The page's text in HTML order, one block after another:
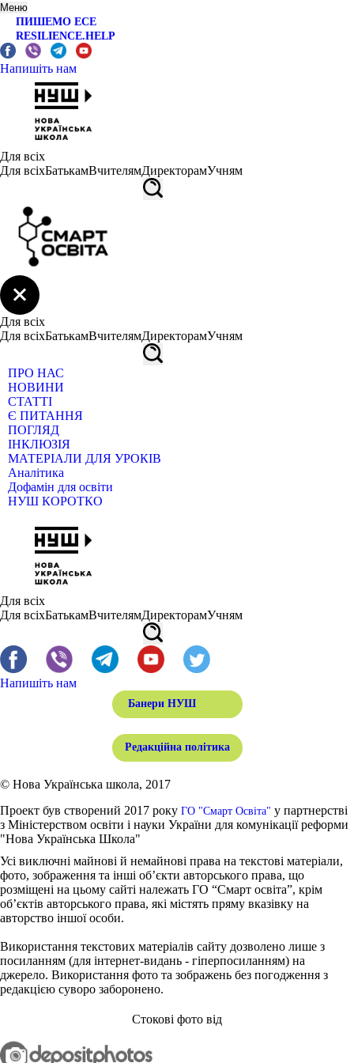
Меню
ПИШЕМО ЕСЕ
RESILIENCE.HELP
Напишіть нам
Для всіх
Для всіхБатькамВчителямДиректорамУчням
Для всіх
Для всіхБатькамВчителямДиректорамУчням
ПРО НАС
НОВИНИ
СТАТТІ
Є ПИТАННЯ
ПОГЛЯД
ІНКЛЮЗІЯ
МАТЕРІАЛИ ДЛЯ УРОКІВ
Аналітика
Дофамін для освіти
НУШ КОРОТКО
Для всіх
Для всіхБатькамВчителямДиректорамУчням
Напишіть нам
Банери НУШ
Редакційна політика
© Нова Українська школа, 2017
Проект був створений 2017 року ГО "Смарт Освіта" у партнерстві
з Міністерством освіти і науки України для комунікації реформи
"Нова Українська Школа"
Усі виключні майнові й немайнові права на текстові матеріали,
фото, зображення та інші об’єкти авторського права, що
розміщені на цьому сайті належать ГО “Смарт освіта”, крім
об’єктів авторського права, які містять пряму вказівку на
авторство іншої особи.
Використання текстових матеріалів сайту дозволено лише з
посиланням (для інтернет-видань - гіперпосиланням) на
джерело. Використання фото та зображень без погодження з
редакцією суворо заборонено.
Стокові фото від